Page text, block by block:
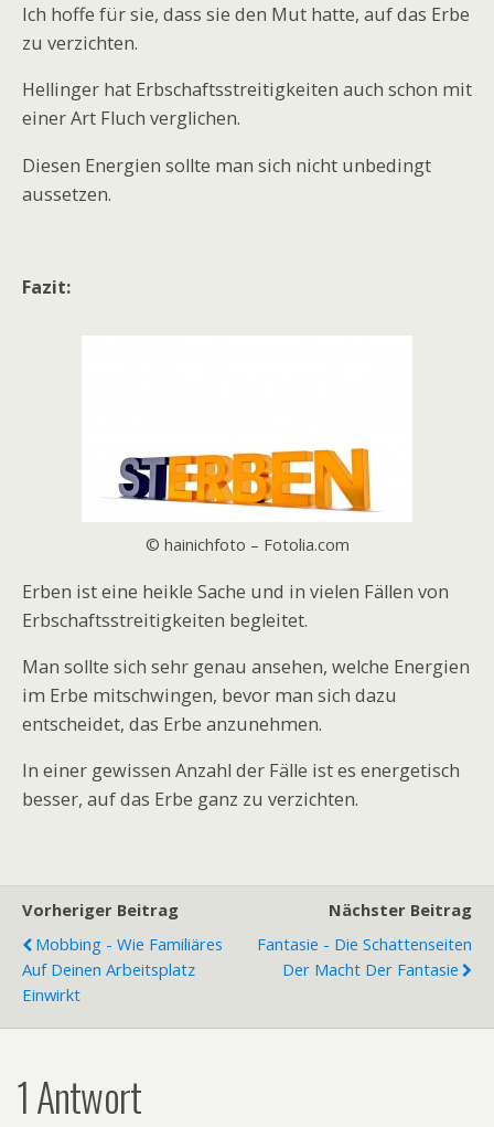
Ich hoffe für sie, dass sie den Mut hatte, auf das Erbe
zu verzichten.
Hellinger hat Erbschaftsstreitigkeiten auch schon mit
einer Art Fluch verglichen.
Diesen Energien sollte man sich nicht unbedingt
aussetzen.
Fazit:
© hainichfoto – Fotolia.com
Erben ist eine heikle Sache und in vielen Fällen von
Erbschaftsstreitigkeiten begleitet.
Man sollte sich sehr genau ansehen, welche Energien
im Erbe mitschwingen, bevor man sich dazu
entscheidet, das Erbe anzunehmen.
In einer gewissen Anzahl der Fälle ist es energetisch
besser, auf das Erbe ganz zu verzichten.
Vorheriger Beitrag
Mobbing - Wie Familiäres
Auf Deinen Arbeitsplatz
Einwirkt
Nächster Beitrag
Fantasie - Die Schattenseiten
Der Macht Der Fantasie
1 Antwort